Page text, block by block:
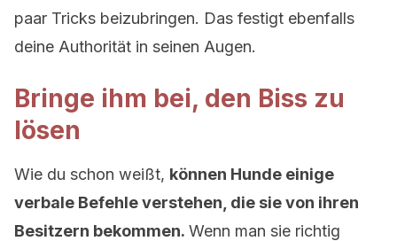
paar Tricks beizubringen. Das festigt ebenfalls
deine Authorität in seinen Augen.
Bringe ihm bei, den Biss zu
lösen
Wie du schon weißt, können Hunde einige
verbale Befehle verstehen, die sie von ihren
Besitzern bekommen. Wenn man sie richtig